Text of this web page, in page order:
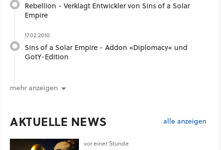
Rebellion - Verklagt Entwickler von Sins of a Solar
Empire
17.02.2010
Sins of a Solar Empire - Addon »Diplomacy« und
GotY-Edition
mehr anzeigen
AKTUELLE NEWS alle anzeigen
vor einer Stunde